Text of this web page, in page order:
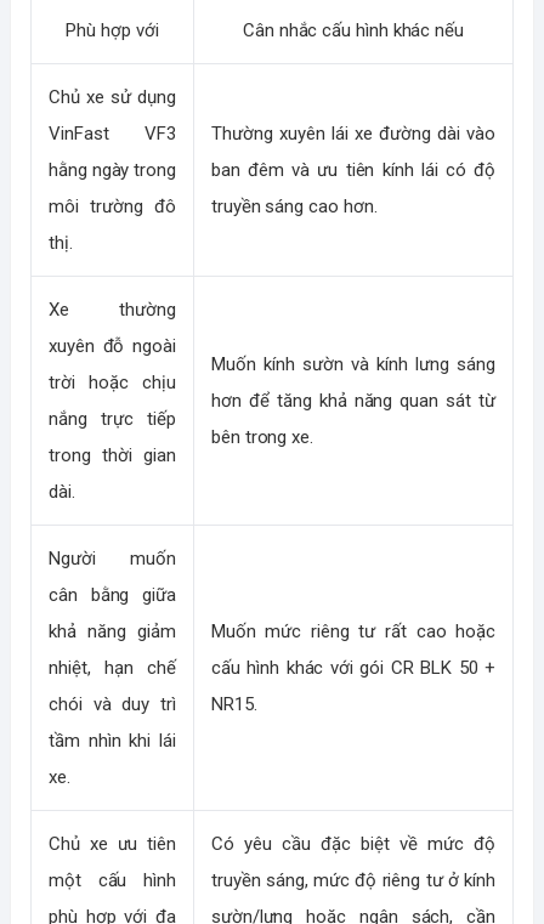
Phù hợp với Cân nhắc cấu hình khác nếu
Chủ xe sử dụng
VinFast VF3
hằng ngày trong
môi trường đô
thị.
Thường xuyên lái xe đường dài vào
ban đêm và ưu tiên kính lái có độ
truyền sáng cao hơn.
Xe thường
xuyên đỗ ngoài
trời hoặc chịu
nắng trực tiếp
trong thời gian
dài.
Muốn kính sườn và kính lưng sáng
hơn để tăng khả năng quan sát từ
bên trong xe.
Người muốn
cân bằng giữa
khả năng giảm
nhiệt, hạn chế
chói và duy trì
tầm nhìn khi lái
xe.
Muốn mức riêng tư rất cao hoặc
cấu hình khác với gói CR BLK 50 +
NR15.
Chủ xe ưu tiên
một cấu hình
phù hợp với đa
Có yêu cầu đặc biệt về mức độ
truyền sáng, mức độ riêng tư ở kính
sườn/lưng hoặc ngân sách, cần